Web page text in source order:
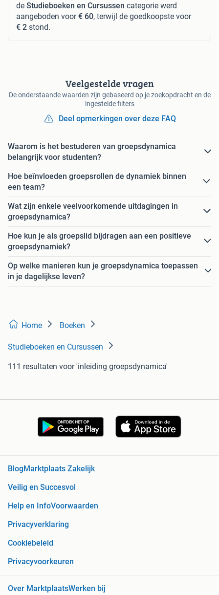
de Studieboeken en Cursussen categorie werd
aangeboden voor€ 60, terwijl de goedkoopste voor
€ 2 stond.
Veelgestelde vragen
De onderstaande waarden zijn gebaseerd op je zoekopdracht en de
ingestelde filters
Deel opmerkingen over deze FAQ
Waarom is het bestuderen van groepsdynamica
belangrijk voor studenten?
Hoe beïnvloeden groepsrollen de dynamiek binnen
een team?
Wat zijn enkele veelvoorkomende uitdagingen in
groepsdynamica?
Hoe kun je als groepslid bijdragen aan een positieve
groepsdynamiek?
Op welke manieren kun je groepsdynamica toepassen
in je dagelijkse leven?
Home Boeken
Studieboeken en Cursussen
111 resultaten voor 'inleiding groepsdynamica'
BlogMarktplaats Zakelijk
Veilig en Succesvol
Help en InfoVoorwaarden
Privacyverklaring
Cookiebeleid
Privacyvoorkeuren
Over MarktplaatsWerken bij